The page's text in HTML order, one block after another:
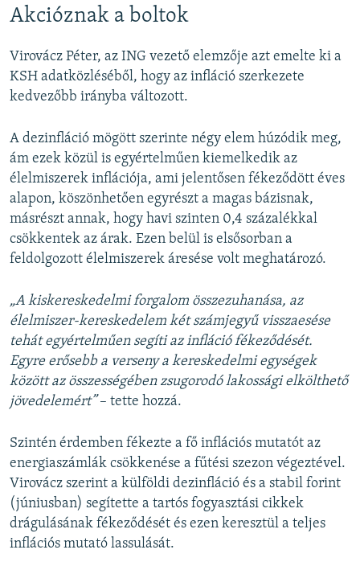
Akcióznak a boltok
Virovácz Péter, az ING vezető elemzője azt emelte ki a
KSH adatközléséből, hogy az infláció szerkezete
kedvezőbb irányba változott.
A dezinfláció mögött szerinte négy elem húzódik meg,
ám ezek közül is egyértelműen kiemelkedik az
élelmiszerek inflációja, ami jelentősen fékeződött éves
alapon, köszönhetően egyrészt a magas bázisnak,
másrészt annak, hogy havi szinten 0,4 százalékkal
csökkentek az árak. Ezen belül is elsősorban a
feldolgozott élelmiszerek áresése volt meghatározó.
„A kiskereskedelmi forgalom összezuhanása, az
élelmiszer-kereskedelem két számjegyű visszaesése
tehát egyértelműen segíti az infláció fékeződését.
Egyre erősebb a verseny a kereskedelmi egységek
között az összességében zsugorodó lakossági elkölthető
jövedelemért”– tette hozzá.
Szintén érdemben fékezte a fő inflációs mutatót az
energiaszámlák csökkenése a fűtési szezon végeztével.
Virovácz szerint a külföldi dezinfláció és a stabil forint
(júniusban) segítette a tartós fogyasztási cikkek
drágulásának fékeződését és ezen keresztül a teljes
inflációs mutató lassulását.